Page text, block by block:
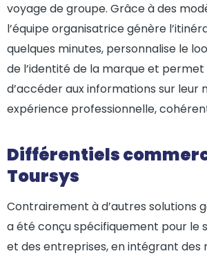
voyage de groupe. Grâce à des
l’équipe organisatrice génère
quelques minutes, personnalise le
de l’identité de la marque et
d’accéder aux informations sur leur
expérience professionnelle,
Différentiels
Toursys
Contrairement à d’autres solutions
a été conçu spécifiquement pour le
et des entreprises, en intégrant des